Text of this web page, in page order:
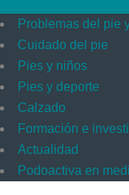
Problemas del pie
Cuidado del pie
Pies y niños
Pies y deporte
Calzado
Formación e
Actualidad
Podoactiva en